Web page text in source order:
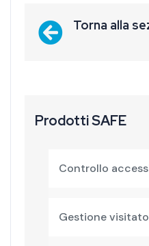
Torna alla
Prodotti SAFE
Controllo
Gestione